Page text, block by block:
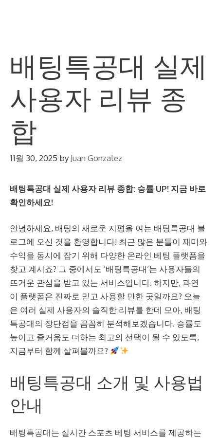
배팅특공대 실제
사용자 리뷰 종
합
11월 30, 2025 by Juan Gonzalez
배팅특공대 실제 사용자 리뷰 종합: 승률 UP! 지금 바로
확인하세요!
안녕하세요, 배팅의 새로운 지평을 여는 배팅특공대 블
로그에 오신 것을 환영합니다! 최근 많은 분들이 재미와
수익을 동시에 잡기 위해 다양한 온라인 베팅 플랫폼을
찾고 계시죠? 그 중에서도 ‘배팅특공대’는 사용자들의
뜨거운 관심을 받고 있는 서비스입니다. 하지만, 과연
이 플랫폼은 진짜로 믿고 사용할 만한 곳일까요? 오늘
은 여러 실제 사용자의 솔직한 리뷰를 한데 모아, 배팅
특공대의 장단점을 꼼꼼히 분석해보겠습니다. 승률도
높이고 즐거움도 더하는 최고의 선택이 될 수 있도록,
지금부터 함께 살펴볼까요?
배팅특공대 소개 및 사용법
안내
배팅특공대는 실시간 스포츠 베팅 서비스를 제공하는